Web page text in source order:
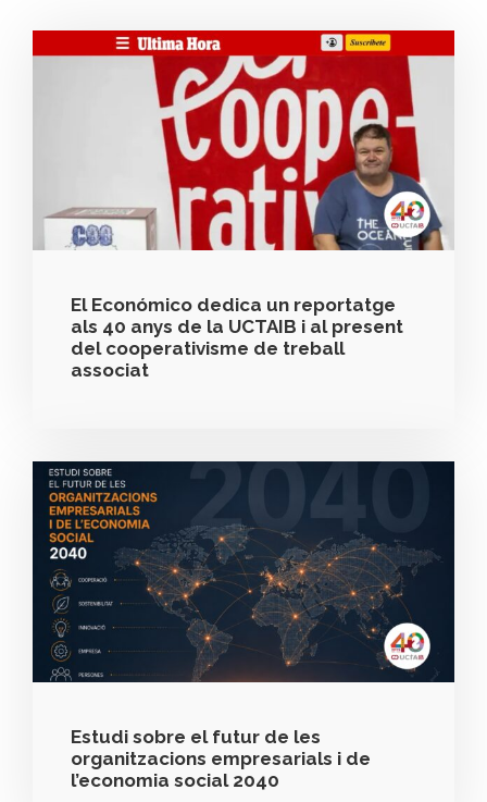
El Económico dedica un reportatge
als 40 anys de la UCTAIB i al present
del cooperativisme de treball
associat
Estudi sobre el futur de les
organitzacions empresarials i de
l’economia social 2040